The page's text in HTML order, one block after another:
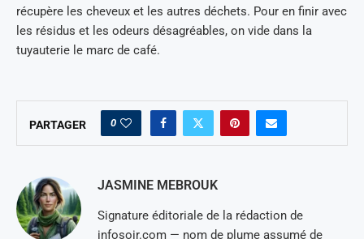
récupère les cheveux et les autres déchets. Pour en finir avec
les résidus et les odeurs désagréables, on vide dans la
tuyauterie le marc de café.
PARTAGER 0
JASMINE MEBROUK
Signature éditoriale de la rédaction de
infosoir.com — nom de plume assumé de